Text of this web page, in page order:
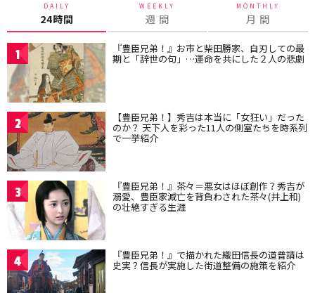
DAILY
24時間
WEEKLY
週 間
MONTHLY
月 間
1 『豊臣兄弟！』お市と柴田勝家、自刃しての最
期と「辞世の句」…運命を共にした２人の悲劇
2 【豊臣兄弟！】秀吉は本当に「女狂い」だった
のか？ 天下人を彩った11人の側室たちを時系列
で一挙紹介
3 『豊臣兄弟！』茶々＝悪女はほぼ創作？秀吉が
溺愛、豊臣家滅亡を背負わされた茶々(井上和)
の壮絶すぎる生涯
4 『豊臣兄弟！』で描かれた織田信長の道普請は
史実？信長が実施した街道整備の施策を紹介